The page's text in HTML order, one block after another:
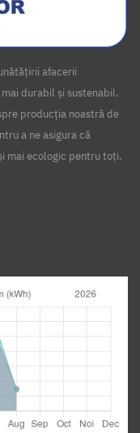
afacerii
durabil și sustenabil.
producția noastră de
a ne asigura că
mai ecologic pentru toți.